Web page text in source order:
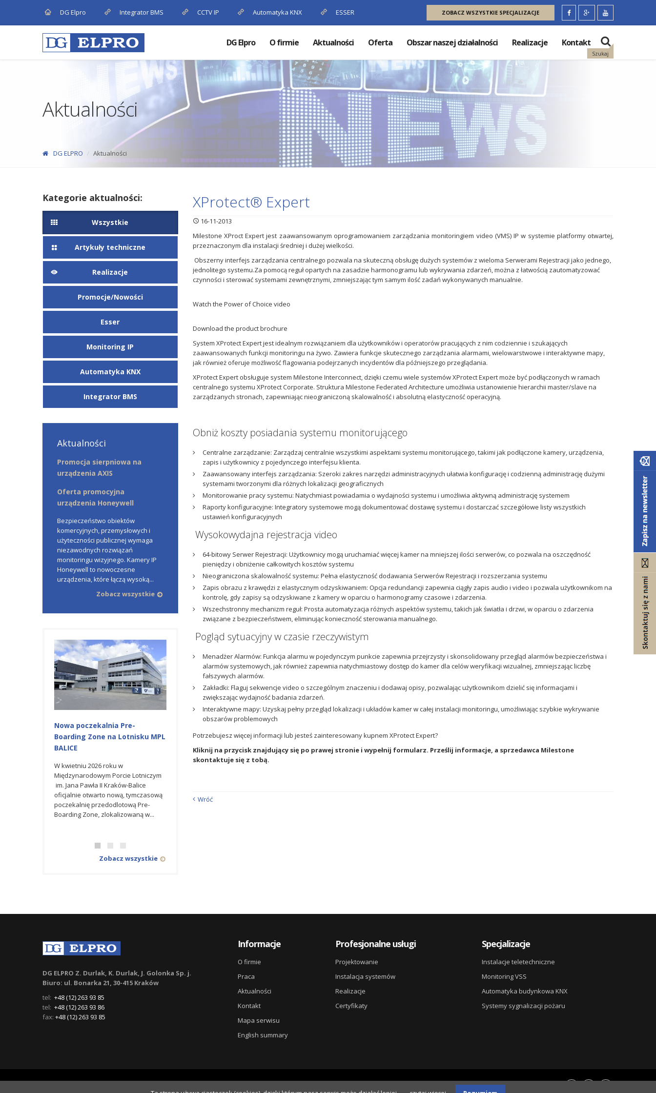
DG Elpro Integrator BMS CCTV IP Automatyka KNX ESSER ZOBACZ WSZYSTKIE SPECJALIZACJE
Szukaj
DG Elpro O firmie Aktualności Oferta Obszar naszej działalności Realizacje Kontakt
Aktualności
DG ELPRO Aktualności
XProtect® Expert
16-11-2013
Milestone XProct Expert jest zaawansowanym oprogramowaniem zarządzania monitoringiem video (VMS) IP w systemie platformy otwartej,
przeznaczonym dla instalacji średniej i dużej wielkości.
Obszerny interfejs zarządzania centralnego pozwala na skuteczną obsługę dużych systemów z wieloma Serwerami Rejestracji jako jednego,
jednolitego systemu.Za pomocą reguł opartych na zasadzie harmonogramu lub wykrywania zdarzeń, można z łatwością zautomatyzować
czynności i sterować systemami zewnętrznymi, zmniejszając tym samym ilość zadań wykonywanych manualnie.
Watch the Power of Choice video
Download the product brochure
System XProtect Expert jest idealnym rozwiązaniem dla użytkowników i operatorów pracujących z nim codziennie i szukających
zaawansowanych funkcji monitoringu na żywo. Zawiera funkcje skutecznego zarządzania alarmami, wielowarstwowe i interaktywne mapy,
jak również oferuje możliwość flagowania podejrzanych incydentów dla późniejszego przeglądania.
XProtect Expert obsługuje system Milestone Interconnect, dzięki czemu wiele systemów XProtect Expert może być podłączonych w ramach
centralnego systemu XProtect Corporate. Struktura Milestone Federated Architecture umożliwia ustanowienie hierarchii master/slave na
zarządzanych stronach, zapewniając nieograniczoną skalowalność i absolutną elastyczność operacyjną.
Obniż koszty posiadania systemu monitorującego
Centralne zarządzanie: Zarządzaj centralnie wszystkimi aspektami systemu monitorującego, takimi jak podłączone kamery, urządzenia,
zapis i użytkownicy z pojedynczego interfejsu klienta.
Zaawansowany interfejs zarządzania: Szeroki zakres narzędzi administracyjnych ułatwia konfigurację i codzienną administrację dużymi
systemami tworzonymi dla różnych lokalizacji geograficznych
Monitorowanie pracy systemu: Natychmiast powiadamia o wydajności systemu i umożliwia aktywną administrację systemem
Raporty konfiguracyjne: Integratory systemowe mogą dokumentować dostawę systemu i dostarczać szczegółowe listy wszystkich
ustawień konfiguracyjnych
Wysokowydajna rejestracja video
64-bitowy Serwer Rejestracji: Użytkownicy mogą uruchamiać więcej kamer na mniejszej ilości serwerów, co pozwala na oszczędność
pieniędzy i obniżenie całkowitych kosztów systemu
Nieograniczona skalowalność systemu: Pełna elastyczność dodawania Serwerów Rejestracji i rozszerzania systemu
Zapis obrazu z krawędzi z elastycznym odzyskiwaniem: Opcja redundancji zapewnia ciągły zapis audio i video i pozwala użytkownikom na
kontrolę, gdy zapisy są odzyskiwane z kamery w oparciu o harmonogramy czasowe i zdarzenia.
Wszechstronny mechanizm reguł: Prosta automatyzacja różnych aspektów systemu, takich jak światła i drzwi, w oparciu o zdarzenia
związane z bezpieczeństwem, eliminując konieczność sterowania manualnego.
Pogląd sytuacyjny w czasie rzeczywistym
Menadżer Alarmów: Funkcja alarmu w pojedynczym punkcie zapewnia przejrzysty i skonsolidowany przegląd alarmów bezpieczeństwa i
alarmów systemowych, jak również zapewnia natychmiastowy dostęp do kamer dla celów weryfikacji wizualnej, zmniejszając liczbę
fałszywych alarmów.
Zakładki: Flaguj sekwencje video o szczególnym znaczeniu i dodawaj opisy, pozwalając użytkownikom dzielić się informacjami i
zwiększając wydajność badania zdarzeń.
Interaktywne mapy: Uzyskaj pełny przegląd lokalizacji i układów kamer w całej instalacji monitoringu, umożliwiając szybkie wykrywanie
obszarów problemowych
Potrzebujesz więcej informacji lub jesteś zainteresowany kupnem XProtect Expert?
Kliknij na przycisk znajdujący się po prawej stronie i wypełnij formularz. Prześlij informacje, a sprzedawca Milestone
skontaktuje się z tobą.
Wróć
Kategorie aktualności:
Wszystkie
Artykuły techniczne
Realizacje
Promocje/Nowości
Esser
Monitoring IP
Automatyka KNX
Integrator BMS
Aktualności
Promocja sierpniowa na
urządzenia AXIS
Oferta promocyjna
urządzenia Honeywell
Bezpieczeństwo obiektów
komercyjnych, przemysłowych i
użyteczności publicznej wymaga
niezawodnych rozwiązań
monitoringu wizyjnego. Kamery IP
Honeywell to nowoczesne
urządzenia, które łączą wysoką...
Zobacz wszystkie
Nowa poczekalnia Pre-
Boarding Zone na Lotnisku MPL
BALICE
W kwietniu 2026 roku w
Międzynarodowym Porcie Lotniczym
im. Jana Pawła II Kraków-Balice
oficjalnie otwarto nową, tymczasową
poczekalnię przedodlotową Pre-
Boarding Zone, zlokalizowaną w...
Budowa Stacji ST10BIS w
Międzynarodowym Porcie
Lotniczym im. Jana Pawła II
Kraków Balice
także umowę na budowę budynku
Międzynarodowym Porcie
Lotniczym im. Jana Pawła II
Zobacz wszystkie
DG ELPRO Z. Durlak, K. Durlak, J. Golonka Sp. j.
Biuro: ul. Bonarka 21, 30-415 Kraków
tel: +48 (12) 263 93 85
tel: +48 (12) 263 93 86
fax: +48 (12) 263 93 85
Informacje
O firmie
Praca
Aktualności
Kontakt
Mapa serwisu
English summary
Profesjonalne usługi
Projektowanie
Instalacja systemów
Realizacje
Certyfikaty
Specjalizacje
Instalacje teletechniczne
Monitoring VSS
Automatyka budynkowa KNX
Systemy sygnalizacji pożaru